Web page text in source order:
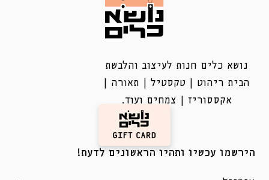
נושא כלים חנות לעיצוב והלבשת
הבית ריהוט | טקסטיל | תאורה |
אקססוריז | צמחים ועוד.
הירשמו עכשיו ותהיו הראשונים לדעת!